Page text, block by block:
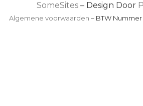
SomeSites– Design Door
Algemene voorwaarden – BTW